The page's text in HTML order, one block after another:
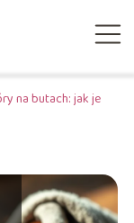
na butach: jak je